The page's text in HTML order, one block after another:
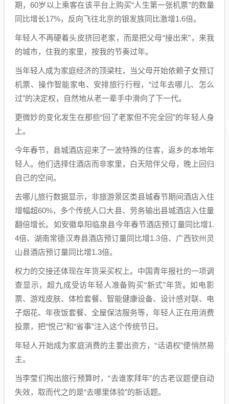
期，60岁以上乘客在该平台上购买“人生第一张机票”的数量
同比增长17%，反向飞往北京的银发族同比激增1.6倍。
年轻人不再硬着头皮挤回老家，而是把父母“接出来”，来我
的城市，住我的家里，按我的节奏过年。
当年轻人成为家庭经济的顶梁柱，当父母开始依赖子女预订
机票、操作智能家电、安排旅行行程，“过年去哪儿、怎么
过”的决定权，自然地从老一辈手中滑向了下一代。
更微妙的变化发生在那些“回了老家但不完全回”的年轻人身
上。
今年春节，县城酒店迎来了一波特殊的住客，返乡的本地年
轻人。他们选择住酒店而非家里，白天陪伴父母，晚上回归
自己的空间。
去哪儿旅行数据显示，非旅游景区类县城春节期间酒店入住
增幅超60%，多个传统人口大县、劳务输出县城酒店入住量
翻倍增长。如安徽阜阳临泉县今年春节酒店预订量同比增1.
4倍、湖南常德汉寿县酒店预订量同比增1.3倍、广西钦州灵
山县酒店预订量同比增1.3倍。
权力的交接还体现在年货采买权上。中国青年报社的一项调
查显示，超九成受访年轻人准备购买“新式”年货。如电影
票、游戏皮肤、体检套餐、智能健康设备、设计感对联、电
子烟花、年夜饭套餐、全屋保洁服务等，年轻人正在用消费
投票，把“悦己”和“省事”注入这个传统节日。
年轻人开始成为家庭消费的主要出资方，“话语权”便悄然易
主。
当李莹们掏出旅行预算时，“去谁家拜年”的古老议题便自动
失效，取而代之的是“去哪里体验”的新话题。